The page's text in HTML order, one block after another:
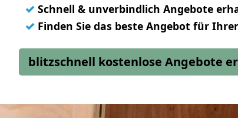
✓ Schnell & unverbindlich Angebote
✓ Finden Sie das beste Angebot für
blitzschnell kostenlose Angebote